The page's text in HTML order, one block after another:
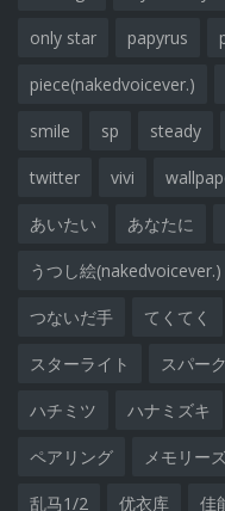
only star papyrus
piece(nakedvoicever.)
smile sp steady
twitter vivi
あいたい あなたに
うつし絵(nakedvoicever.)
つないだ手 てくてく
スターライト スパー
ハチミツ ハナミズキ
ペアリング メモリー
乱马1/2 优衣库 佳